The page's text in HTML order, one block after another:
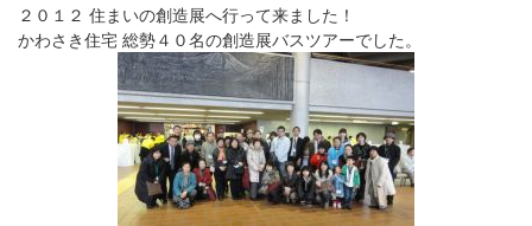
２０１２ 住まいの創造展へ行って来ました！
かわさき住宅 総勢４０名の創造展バスツアーでした。